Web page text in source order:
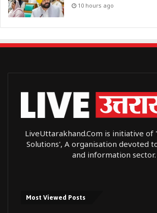
10 hours ago
LiveUttarakhand.Com is initiative of
Solutions', A organisation devoted
and information sector.
Most Viewed Posts